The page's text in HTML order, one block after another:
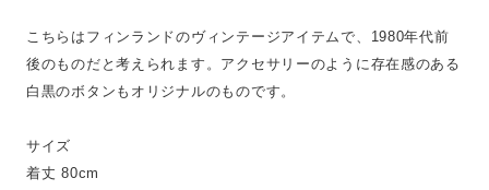
こちらはフィンランドのヴィンテージアイテムで、1980年代前
後のものだと考えられます。アクセサリーのように存在感のある
白黒のボタンもオリジナルのものです。
サイズ
着丈 80cm